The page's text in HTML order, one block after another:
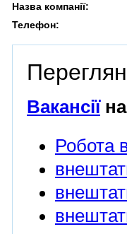
Назва компанії:
Телефон:
Вакансіїна
Робота